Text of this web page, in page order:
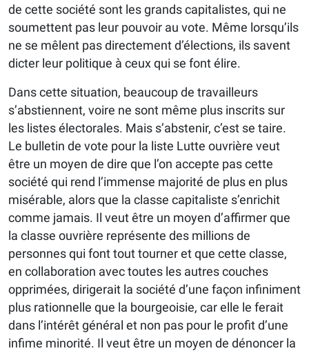
de cette société sont les grands capitalistes, qui ne
soumettent pas leur pouvoir au vote. Même lorsqu’ils
ne se mêlent pas directement d’élections, ils savent
dicter leur politique à ceux qui se font élire.
Dans cette situation, beaucoup de travailleurs
s’abstiennent, voire ne sont même plus inscrits sur
les listes électorales. Mais s’abstenir, c’est se taire.
Le bulletin de vote pour la liste Lutte ouvrière veut
être un moyen de dire que l’on accepte pas cette
société qui rend l’immense majorité de plus en plus
misérable, alors que la classe capitaliste s’enrichit
comme jamais. Il veut être un moyen d’affirmer que
la classe ouvrière représente des millions de
personnes qui font tout tourner et que cette classe,
en collaboration avec toutes les autres couches
opprimées, dirigerait la société d’une façon infiniment
plus rationnelle que la bourgeoisie, car elle le ferait
dans l’intérêt général et non pas pour le profit d’une
infime minorité. Il veut être un moyen de dénoncer la